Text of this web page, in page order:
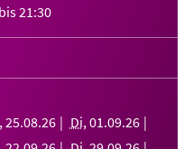
bis21:30
, 25.08.26 Di, 01 .09.26